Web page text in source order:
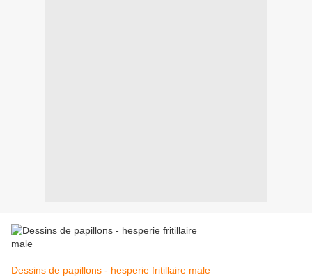
Dessins de papillons - hesperie fritillaire male